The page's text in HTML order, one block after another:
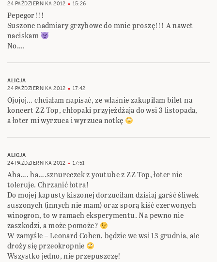
24 PAŹDZIERNIKA 2012
15:26
Pepegor!!!
Suszone nadmiary grzybowe do mnie proszę!!! A nawet
naciskam
No….
ALICJA
24 PAŹDZIERNIKA 2012
17:42
Ojojoj… chciałam napisać, ze właśnie zakupiłam bilet na
koncert ZZ Top, chłopaki przyjeżdżaja do wsi 3 listopada,
a łoter mi wyrzuca i wyrzuca notkę
ALICJA
24 PAŹDZIERNIKA 2012
17:51
Aha…. ha….sznureczek z youtube z ZZ Top, łoter nie
toleruje. Chrzanić łotra!
Do mojej kapusty kiszonej dorzuciłam dzisiaj garść śliwek
suszonych (innych nie mam) oraz sporą kiść czerwonych
winogron, to w ramach eksperymentu. Na pewno nie
zaszkodzi, a może pomoże?
W zamyśle – Leonard Cohen, będzie we wsi 13 grudnia, ale
droży się przeokropnie
Wszystko jedno, nie przepuszczę!